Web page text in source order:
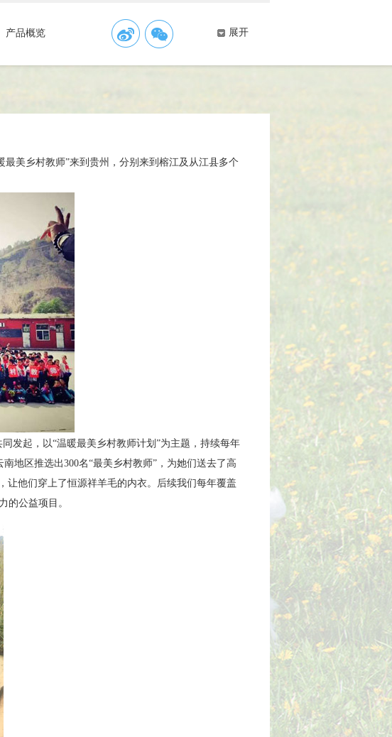
产品概览 展开
美乡村教师”来到贵州，分别来到榕江及从江县多个
发起，以“温暖最美乡村教师计划”为主题，持续每年
地区推选出300名“最美乡村教师”，为她们送去了高
让他们穿上了恒源祥羊毛的内衣。后续我们每年覆盖
的公益项目。